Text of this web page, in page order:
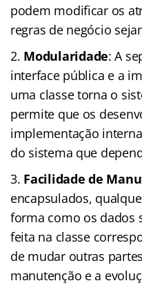
podem modificar os
regras de negócio
Modularidade: A
interface pública e a
uma classe torna o
permite que os
implementação
do sistema que
Facilidade de
encapsulados,
forma como os dados
feita na classe
de mudar outras
manutenção e a